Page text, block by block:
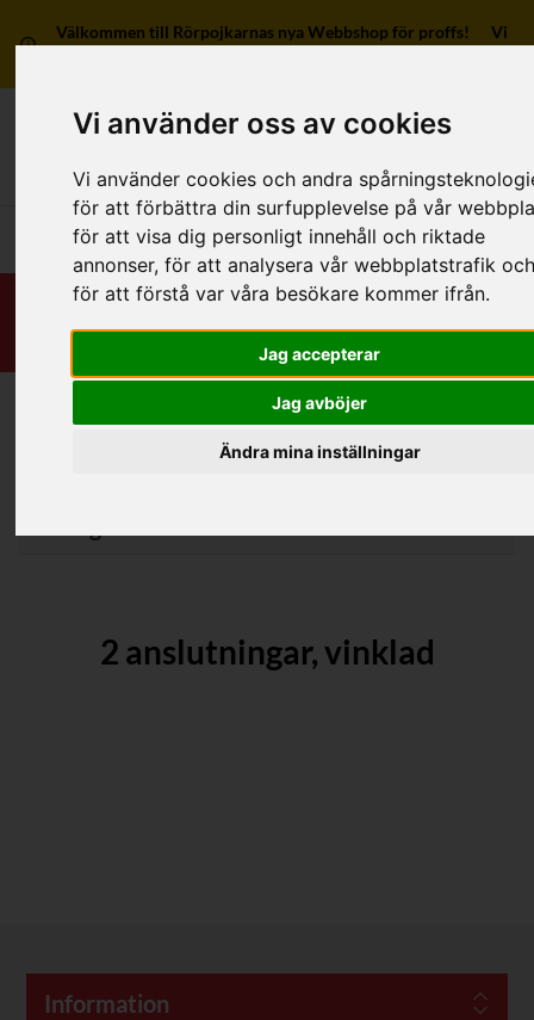
Vi använder oss av cookies
Vi använder cookies och andra
för att förbättra din surfupplevelse på vår
för att visa dig personligt innehåll och riktade
annonser, för att analysera vår webbplatstrafik
för att förstå var våra besökare kommer ifrån.
Jag accepterar
Jag avböjer
Ändra mina inställningar
Välkommen till Rörpojkarnas nya Webbshop för proffs! Vi
Huvudmeny
/ RSK-Kategorier / Rördelar & Kopplingar / Lim
/
2 anslutningar, vinklad
2 anslutningar, vinklad
Information